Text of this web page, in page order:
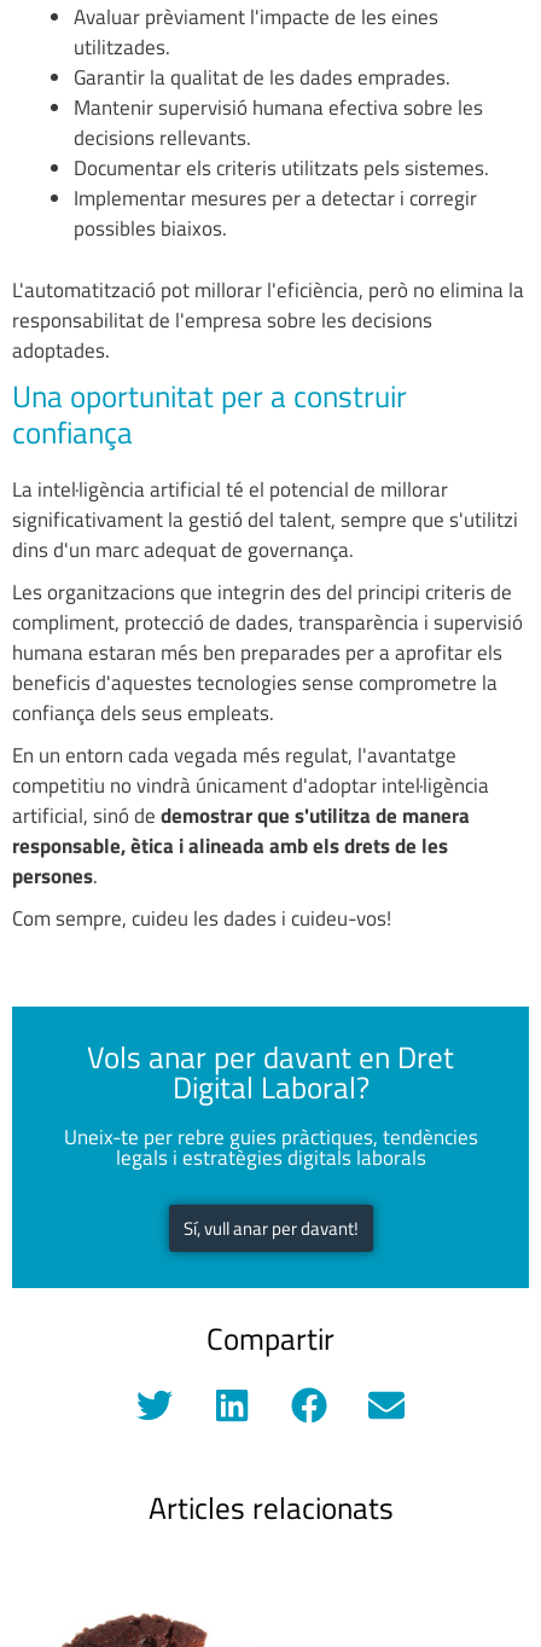
Avaluar prèviament l'impacte de les eines
utilitzades.
Garantir la qualitat de les dades emprades.
Mantenir supervisió humana efectiva sobre les
decisions rellevants.
Documentar els criteris utilitzats pels sistemes.
Implementar mesures per a detectar i corregir
possibles biaixos.
L'automatització pot millorar l'eficiència, però no elimina la
responsabilitat de l'empresa sobre les decisions
adoptades.
Una oportunitat per a construir
confiança
La intel·ligència artificial té el potencial de millorar
significativament la gestió del talent, sempre que s'utilitzi
dins d'un marc adequat de governança.
Les organitzacions que integrin des del principi criteris de
compliment, protecció de dades, transparència i supervisió
humana estaran més ben preparades per a aprofitar els
beneficis d'aquestes tecnologies sense comprometre la
confiança dels seus empleats.
En un entorn cada vegada més regulat, l'avantatge
competitiu no vindrà únicament d'adoptar intel·ligència
artificial, sinó dedemostrar que s'utilitza de manera
responsable, ètica i alineada amb els drets de les
persones.
Com sempre, cuideu les dades i cuideu-vos!
Vols anar per davant en Dret
Digital Laboral?
Uneix-te per rebre guies pràctiques, tendències
legals i estratègies digitals laborals
Sí, vull anar per davant!
Compartir
Articles relacionats